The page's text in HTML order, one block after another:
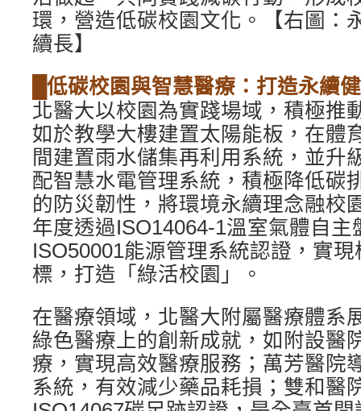
環，營造低碳校園文化。【右圖：
續長】
█低碳校園與智慧醫療：打造永續
北醫大以校園為實踐場域，積極推
如於教學大樓建置太陽能板，在體
間建置雨水儲集再利用系統，並升
配智慧水電管理系統，積極降低碳
的防災韌性，將環境永續理念融校
年度透過ISO14064-1溫室氣體自主
ISO50001能源管理系統認證，實
標，打造「綠活校園」。
在醫療領域，北醫大附屬醫療體系
綠色醫療上的創新成就，如附設醫
療，實現高效醫療服務；萬芳醫院
系統，有效減少藥品耗損；雙和醫